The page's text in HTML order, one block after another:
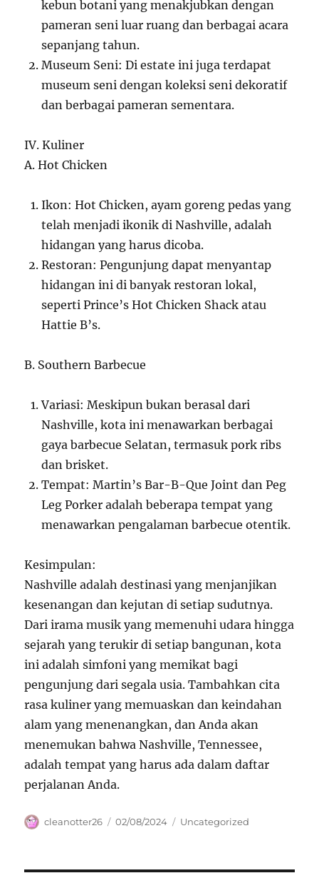
kebun botani yang menakjubkan dengan
pameran seni luar ruang dan berbagai acara
sepanjang tahun.
Museum Seni: Di estate ini juga terdapat
museum seni dengan koleksi seni dekoratif
dan berbagai pameran sementara.
IV. Kuliner
A. Hot Chicken
Ikon: Hot Chicken, ayam goreng pedas yang
telah menjadi ikonik di Nashville, adalah
hidangan yang harus dicoba.
Restoran: Pengunjung dapat menyantap
hidangan ini di banyak restoran lokal,
seperti Prince’s Hot Chicken Shack atau
Hattie B’s.
B. Southern Barbecue
Variasi: Meskipun bukan berasal dari
Nashville, kota ini menawarkan berbagai
gaya barbecue Selatan, termasuk pork ribs
dan brisket.
Tempat: Martin’s Bar-B-Que Joint dan Peg
Leg Porker adalah beberapa tempat yang
menawarkan pengalaman barbecue otentik.
Kesimpulan:
Nashville adalah destinasi yang menjanjikan
kesenangan dan kejutan di setiap sudutnya.
Dari irama musik yang memenuhi udara hingga
sejarah yang terukir di setiap bangunan, kota
ini adalah simfoni yang memikat bagi
pengunjung dari segala usia. Tambahkan cita
rasa kuliner yang memuaskan dan keindahan
alam yang menenangkan, dan Anda akan
menemukan bahwa Nashville, Tennessee,
adalah tempat yang harus ada dalam daftar
perjalanan Anda.
Author
cleanotter26
Posted
02/08/2024 Categories
Uncategorized